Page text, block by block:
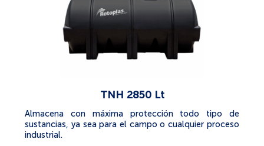
TNH 2850 Lt
Almacena con máxima protección todo tipo de
sustancias, ya sea para el campo o cualquier proceso
industrial.